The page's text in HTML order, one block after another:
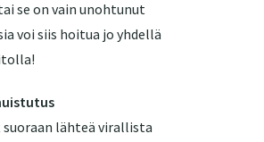
se on vain unohtunut
voi siis hoitua jo yhdellä
suoraan lähteä virallista